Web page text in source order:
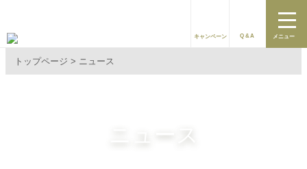
キャンペーン Q&A メニュー
トップページ ニュース
ニュース